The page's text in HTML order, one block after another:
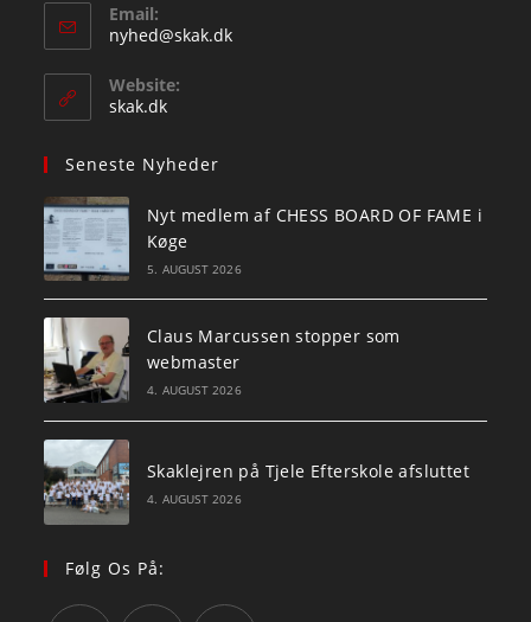
Email:
nyhed@skak.dkOpens
Website:
skak.dk
Seneste Nyheder
Nyt medlem af CHESS BOARD OF FAME i
Køge
5. AUGUST 2026
Claus Marcussen stopper som
webmaster
4. AUGUST 2026
Skaklejren på Tjele Efterskole afsluttet
4. AUGUST 2026
Følg Os På: